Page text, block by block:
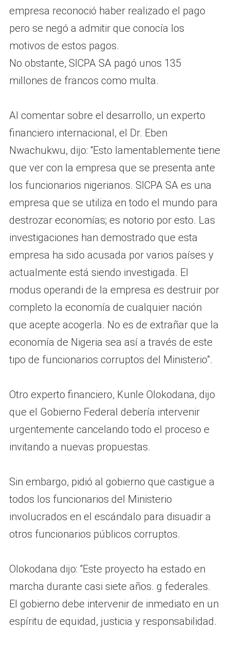
empresa reconoció haber realizado el pago
pero se negó a admitir que conocía los
motivos de estos pagos.
No obstante, SICPA SA pagó unos 135
millones de francos como multa.
Al comentar sobre el desarrollo, un experto
financiero internacional, el Dr. Eben
Nwachukwu, dijo: “Esto lamentablemente tiene
que ver con la empresa que se presenta ante
los funcionarios nigerianos. SICPA SA es una
empresa que se utiliza en todo el mundo para
destrozar economías; es notorio por esto. Las
investigaciones han demostrado que esta
empresa ha sido acusada por varios países y
actualmente está siendo investigada. El
modus operandi de la empresa es destruir por
completo la economía de cualquier nación
que acepte acogerla. No es de extrañar que la
economía de Nigeria sea así a través de este
tipo de funcionarios corruptos del Ministerio”.
Otro experto financiero, Kunle Olokodana, dijo
que el Gobierno Federal debería intervenir
urgentemente cancelando todo el proceso e
invitando a nuevas propuestas.
Sin embargo, pidió al gobierno que castigue a
todos los funcionarios del Ministerio
involucrados en el escándalo para disuadir a
otros funcionarios públicos corruptos.
Olokodana dijo: “Este proyecto ha estado en
marcha durante casi siete años. g federales.
El gobierno debe intervenir de inmediato en un
espíritu de equidad, justicia y responsabilidad.